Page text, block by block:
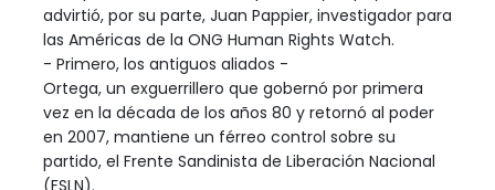
advirtió, por su parte, Juan Pappier, investigador para
las Américas de la ONG Human Rights Watch.
- Primero, los antiguos aliados -
Ortega, un exguerrillero que gobernó por primera
vez en la década de los años 80 y retornó al poder
en 2007, mantiene un férreo control sobre su
partido, el Frente Sandinista de Liberación Nacional